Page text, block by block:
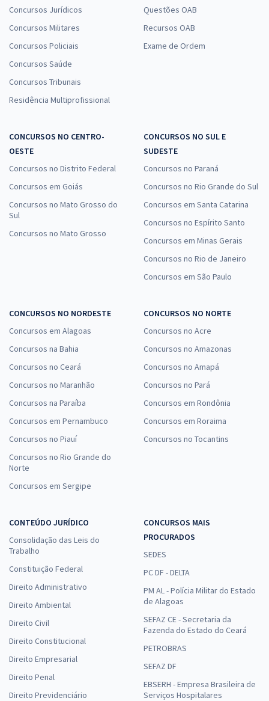
Concursos Jurídicos
Concursos Militares
Concursos Policiais
Concursos Saúde
Concursos Tribunais
Residência Multiprofissional
Questões OAB
Recursos OAB
Exame de Ordem
CONCURSOS NO CENTRO-
OESTE
Concursos no Distrito Federal
Concursos em Goiás
Concursos no Mato Grosso do
Sul
Concursos no Mato Grosso
CONCURSOS NO SUL E
SUDESTE
Concursos no Paraná
Concursos no Rio Grande do Sul
Concursos em Santa Catarina
Concursos no Espírito Santo
Concursos em Minas Gerais
Concursos no Rio de Janeiro
Concursos em São Paulo
CONCURSOS NO NORDESTE
Concursos em Alagoas
Concursos na Bahia
Concursos no Ceará
Concursos no Maranhão
Concursos na Paraíba
Concursos em Pernambuco
Concursos no Piauí
Concursos no Rio Grande do
Norte
Concursos em Sergipe
CONCURSOS NO NORTE
Concursos no Acre
Concursos no Amazonas
Concursos no Amapá
Concursos no Pará
Concursos em Rondônia
Concursos em Roraima
Concursos no Tocantins
CONTEÚDO JURÍDICO
Consolidação das Leis do
Trabalho
Constituição Federal
Direito Administrativo
Direito Ambiental
Direito Civil
Direito Constitucional
Direito Empresarial
Direito Penal
Direito Previdenciário
CONCURSOS MAIS
PROCURADOS
SEDES
PC DF - DELTA
PM AL - Polícia Militar do Estado
de Alagoas
SEFAZ CE - Secretaria da
Fazenda do Estado do Ceará
PETROBRAS
SEFAZ DF
EBSERH - Empresa Brasileira de
Serviços Hospitalares